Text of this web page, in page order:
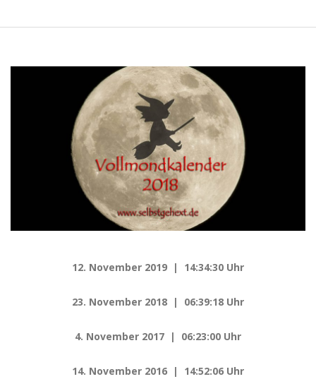
12. November 2019 | 14:34:30 Uhr
23. November 2018 | 06:39:18 Uhr
4. November 2017 | 06:23:00 Uhr
14. November 2016 | 14:52:06 Uhr